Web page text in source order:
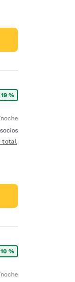
%
totales
total
%